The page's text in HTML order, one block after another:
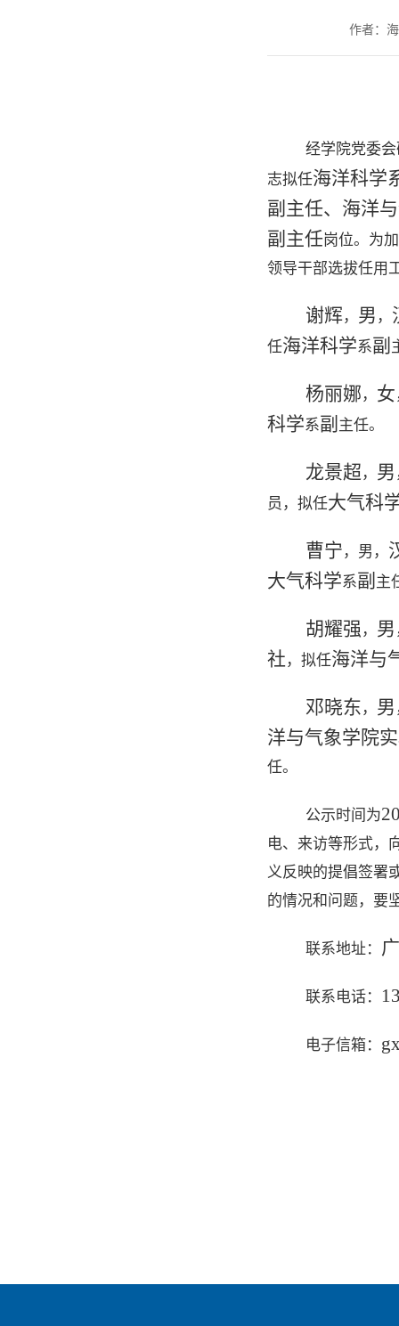
作者：
经学院党委
志拟任海洋科学
副主任、 海洋
副主任岗位。为
领导干部选拔任用
谢辉， 男 ，
任海洋科学系副
杨丽娜 ， 女
科学系副 主任。
龙景超 ， 男
员，拟任大气科
曹宁 ，男，
大气科学系副 主
胡耀强 ， 男
社 ，拟任海洋与
邓晓东 ， 男
洋与气象学院
任。
公示时间为
电、来访等形式，
义反映的提倡签署
的情况和问题，要
联系地址：
联系电话：
电子信箱：